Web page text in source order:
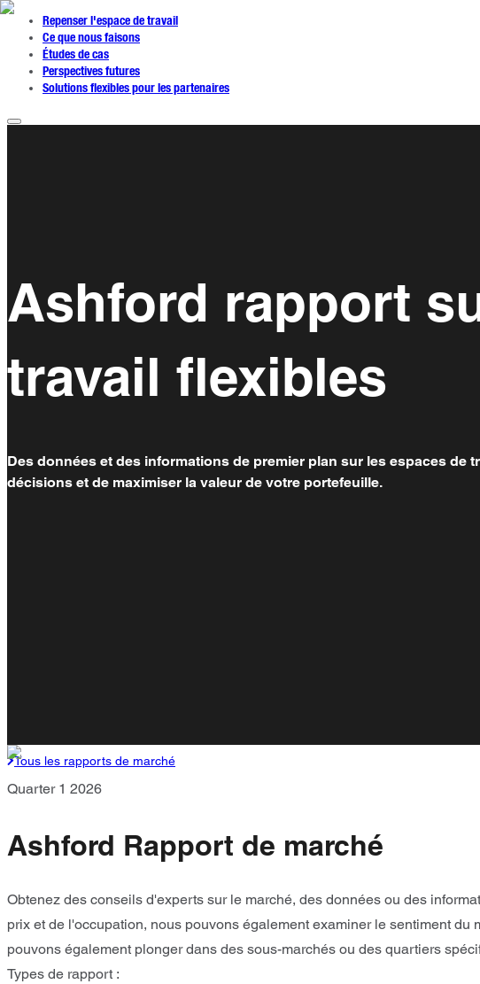
Repenser l'espace de travail
Ce que nous faisons
Études de cas
Perspectives futures
Solutions flexibles pour les partenaires
Ashford rapport
travail flexibles
Des données et des informations de premier plan sur les espaces
décisions et de maximiser la valeur de votre portefeuille.
Tous les rapports de marché
Quarter 1 2026
Ashford Rapport de marché
Obtenez des conseils d'experts sur le marché, des données ou des
prix et de l'occupation, nous pouvons également examiner le sentiment
pouvons également plonger dans des sous-marchés ou des quartiers
Types de rapport :